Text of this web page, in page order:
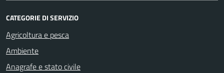
CATEGORIE DI SERVIZIO
Agricoltura e pesca
Ambiente
Anagrafe e stato civile